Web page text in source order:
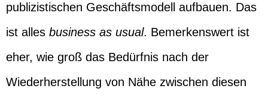
publizistischen Geschäftsmodell aufbauen. Das
ist alles business as usual. Bemerkenswert ist
eher, wie groß das Bedürfnis nach der
Wiederherstellung von Nähe zwischen diesen